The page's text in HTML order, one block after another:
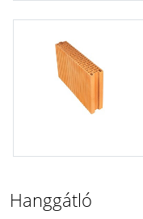
Hanggátló